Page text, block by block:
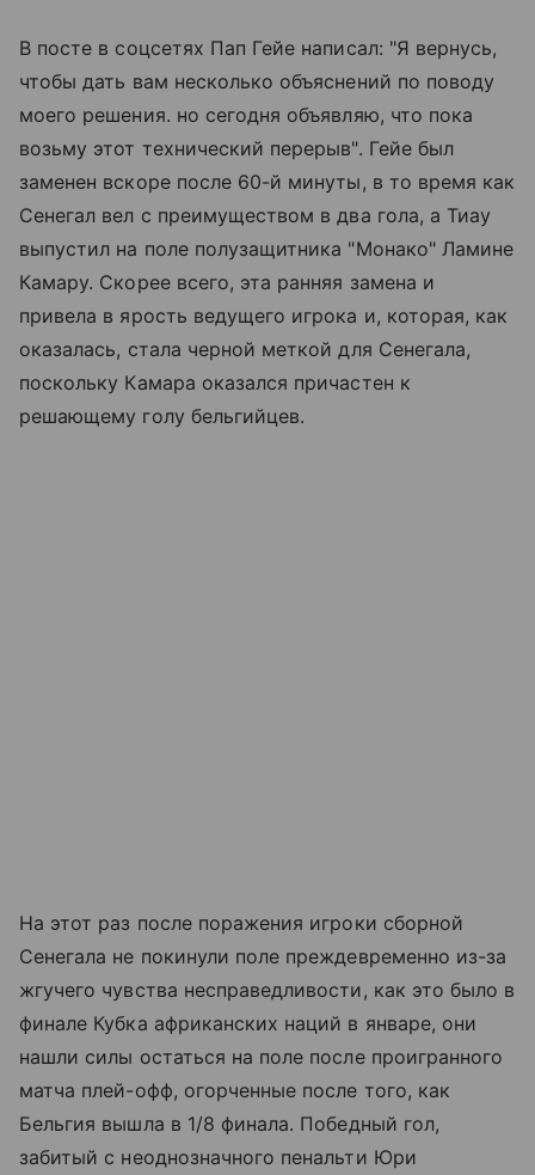
В посте в соцсетях Пап Гейе написал: "Я вернусь,
чтобы дать вам несколько объяснений по поводу
моего решения. но сегодня объявляю, что пока
возьму этот технический перерыв". Гейе был
заменен вскоре после 60-й минуты, в то время как
Сенегал вел с преимуществом в два гола, а Тиау
выпустил на поле полузащитника "Монако" Ламине
Камару. Скорее всего, эта ранняя замена и
привела в ярость ведущего игрока и, которая, как
оказалась, стала черной меткой для Сенегала,
поскольку Камара оказался причастен к
решающему голу бельгийцев.
На этот раз после поражения игроки сборной
Сенегала не покинули поле преждевременно из-за
жгучего чувства несправедливости, как это было в
финале Кубка африканских наций в январе, они
нашли силы остаться на поле после проигранного
матча плей-офф, огорченные после того, как
Бельгия вышла в 1/8 финала. Победный гол,
забитый с неоднозначного пенальти Юри